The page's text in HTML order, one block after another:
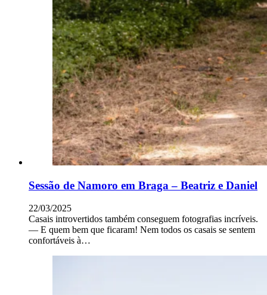
Sessão de Namoro em Braga – Beatriz e Daniel
22/03/2025
Casais introvertidos também conseguem fotografias incríveis.
— E quem bem que ficaram! Nem todos os casais se sentem
confortáveis à…